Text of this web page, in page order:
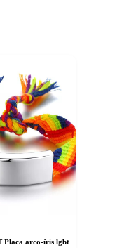
Placa arco-íris lgbt